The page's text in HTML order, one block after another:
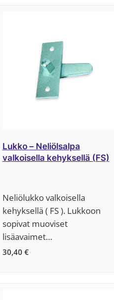
Lukko – Neliölsalpa
valkoisella kehyksellä (FS)
Neliölukko valkoisella
kehyksellä ( FS ). Lukkoon
sopivat muoviset
lisäavaimet…
30,40 €